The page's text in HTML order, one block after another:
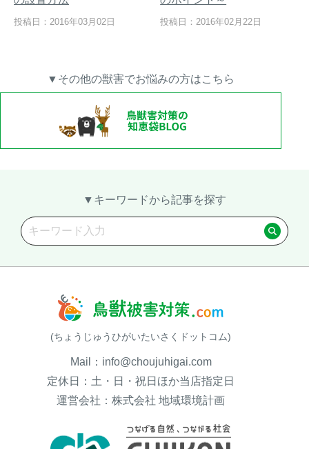
閉じる
投稿日：2016年03月02日 投稿日：2016年02月22日
▼その他の獣害でお悩みの方はこちら
▼キーワードから記事を探す
(ちょうじゅうひがいたいさくドットコム)
Mail：info@choujuhigai.com
定休日：土・日・祝日ほか当店指定日
運営会社：株式会社 地域環境計画